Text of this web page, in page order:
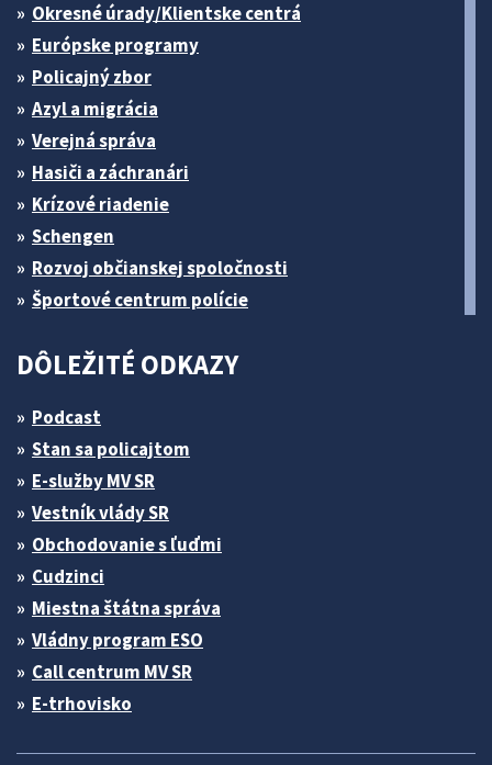
Okresné úrady/Klientske centrá
Európske programy
Policajný zbor
Azyl a migrácia
Verejná správa
Hasiči a záchranári
Krízové riadenie
Schengen
Rozvoj občianskej spoločnosti
Športové centrum polície
DÔLEŽITÉ ODKAZY
Podcast
Stan sa policajtom
E-služby MV SR
Vestník vlády SR
Obchodovanie s ľuďmi
Cudzinci
Miestna štátna správa
Vládny program ESO
Call centrum MV SR
E-trhovisko